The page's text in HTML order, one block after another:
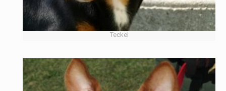
Teckel